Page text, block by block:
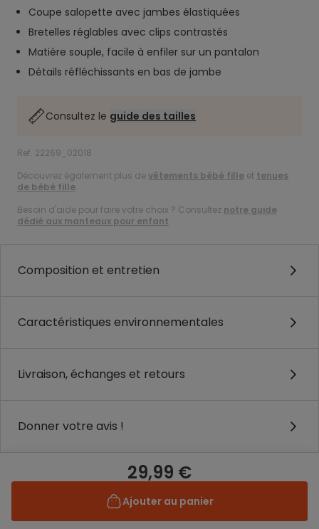
Coupe salopette avec jambes élastiquées
Bretelles réglables avec clips contrastés
Matière souple, facile à enfiler sur un pantalon
Détails réfléchissants en bas de jambe
Consultez le guide des tailles
Ref. 22269_02018
Découvrez également plus devêtements bébé fille et tenues
de bébé fille.
Besoin d'aide pour faire votre choix ? Consultez notre guide
dédié aux manteaux pour enfant.
Composition et entretien
Caractéristiques environnementales
Livraison, échanges et retours
Donner votre avis !
29,99 €
Ajouter au panier